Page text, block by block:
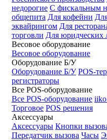
недорогие С фискальным
общепита Для кофейни
эквайрингом Для
торговли Для юридческих
Весовое оборудование
Весовое оборудование
Оборудование Б/У
Оборудование Б/У POS-
регистраторы
Все POS-оборудование
Все POS-оборудование iiko
Торговое POS решения
Аксессуары
Аксессуары Кнопки
Передатчик вызова Часы